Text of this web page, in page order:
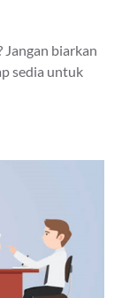
Jangan biarkan
sedia untuk